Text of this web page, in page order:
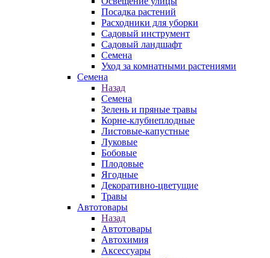
Посадка растений
Расходники для уборки
Садовый инструмент
Садовый ландшафт
Семена
Уход за комнатными растениями
Семена
Назад
Семена
Зелень и пряные травы
Корне-клубнеплодные
Листовые-капустные
Луковые
Бобовые
Плодовые
Ягодные
Декоративно-цветущие
Травы
Автотовары
Назад
Автотовары
Автохимия
Аксессуары